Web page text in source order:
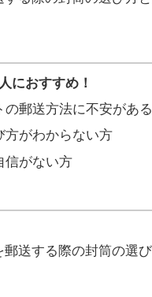
におすすめ！
の郵送方法に不安があ
方がわからない方
信がない方
送する際の封筒の選